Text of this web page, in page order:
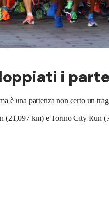
i
è una partenza non certo un
km) e Torino City Run